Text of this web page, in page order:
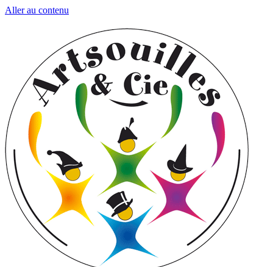
Aller au contenu